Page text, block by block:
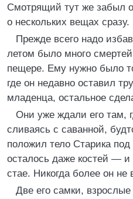
Смотрящий тут же забыл
о нескольких вещах сразу.
Прежде всего надо
летом было много
пещере. Ему нужно было
где он недавно оставил
младенца, остальное
Они уже ждали его там,
сливаясь с саванной,
положил тело Старика
осталось даже костей —
стае. Никогда более он не
Две его самки,